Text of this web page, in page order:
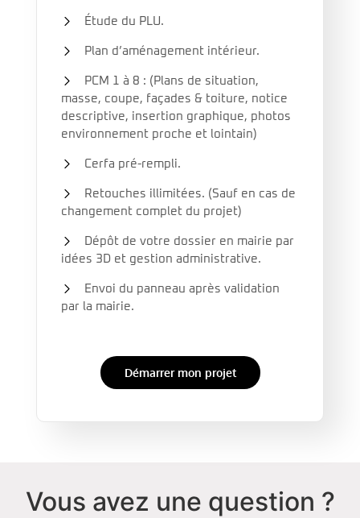
Étude du PLU.
Plan d’aménagement intérieur.
PCM 1 à 8 : (Plans de situation,
masse, coupe, façades & toiture, notice
descriptive, insertion graphique, photos
environnement proche et lointain)
Cerfa pré-rempli.
Retouches illimitées. (Sauf en cas de
changement complet du projet)
Dépôt de votre dossier en mairie par
idées 3D et gestion administrative.
Envoi du panneau après validation
par la mairie.
Démarrer mon projet
Vous avez une question ?